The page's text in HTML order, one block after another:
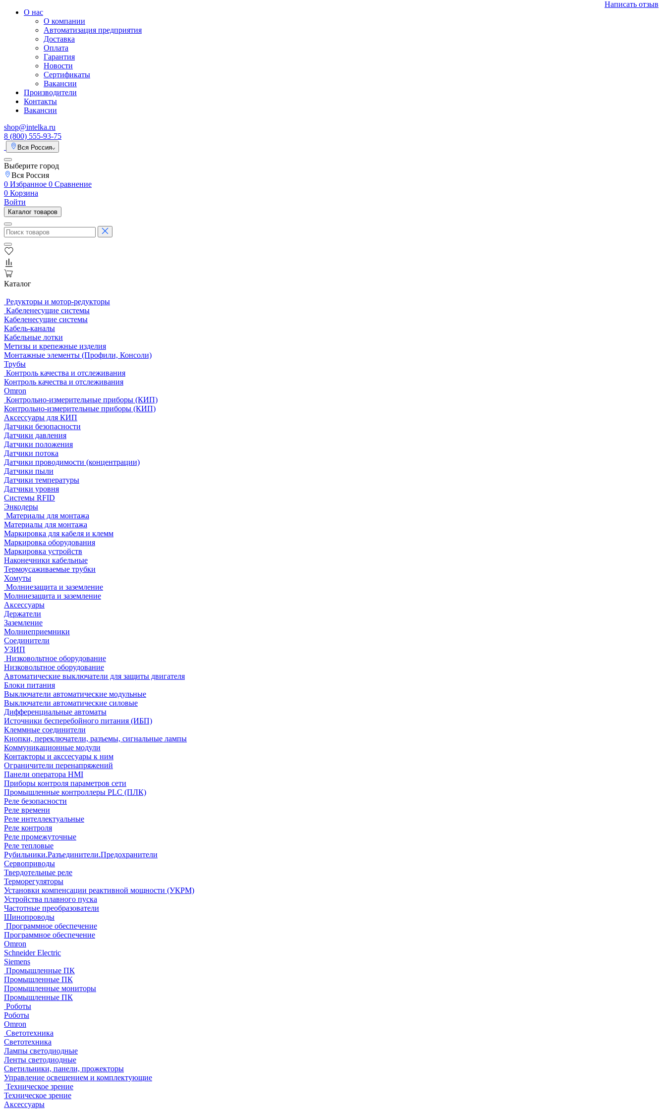
О нас
О компании
Автоматизация предприятия
Доставка
Оплата
Гарантия
Новости
Сертификаты
Вакансии
Производители
Контакты
Вакансии
shop@intelka.ru
8 (800) 555-93-75
Вся Россия
Выберите город
Вся Россия
0 Избранное 0 Сравнение
0 Корзина
Войти
Каталог товаров
Каталог
Редукторы и мотор-редукторы
Кабеленесущие системы
Кабеленесущие системы
Кабель-каналы
Кабельные лотки
Метизы и крепежные изделия
Монтажные элементы (Профили, Консоли)
Трубы
Контроль качества и отслеживания
Контроль качества и отслеживания
Omron
Контрольно-измерительные приборы (КИП)
Контрольно-измерительные приборы (КИП)
Аксессуары для КИП
Датчики безопасности
Датчики давления
Датчики положения
Датчики потока
Датчики проводимости (концентрации)
Датчики пыли
Датчики температуры
Датчики уровня
Системы RFID
Энкодеры
Материалы для монтажа
Материалы для монтажа
Маркировка для кабеля и клемм
Маркировка оборудования
Маркировка устройств
Наконечники кабельные
Термоусаживаемые трубки
Хомуты
Молниезащита и заземление
Молниезащита и заземление
Аксессуары
Держатели
Заземление
Молниеприемники
Соединители
УЗИП
Низковольтное оборудование
Низковольтное оборудование
Автоматические выключатели для защиты двигателя
Блоки питания
Выключатели автоматические модульные
Выключатели автоматические силовые
Дифференциальные автоматы
Источники бесперебойного питания (ИБП)
Клеммные соединители
Кнопки, переключатели, разъемы, сигнальные лампы
Коммуникационные модули
Контакторы и акссесуары к ним
Ограничители перенапряжений
Панели оператора HMI
Приборы контроля параметров сети
Промышленные контроллеры PLC (ПЛК)
Реле безопасности
Реле времени
Реле интеллектуальные
Реле контроля
Реле промежуточные
Реле тепловые
Рубильники.Разъединители.Предохранители
Сервоприводы
Твердотельные реле
Терморегуляторы
Установки компенсации реактивной мощности (УКРМ)
Устройства плавного пуска
Частотные преобразователи
Шинопроводы
Программное обеспечение
Программное обеспечение
Omron
Schneider Electric
Siemens
Промышленные ПК
Промышленные ПК
Промышленные мониторы
Промышленные ПК
Роботы
Роботы
Omron
Светотехника
Светотехника
Лампы светодиодные
Ленты светодиодные
Светильники, панели, прожекторы
Управление освещением и комплектующие
Техническое зрение
Техническое зрение
Аксессуары
Написать отзыв